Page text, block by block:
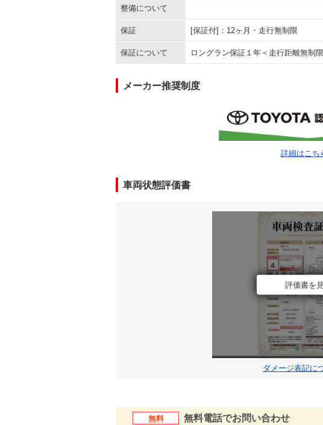
整備について
保証 [保証付]：12ヶ月・走行無制限
保証について ロングラン保証１年＜走行距離無制
メーカー推奨制度
詳細はこち
車両状態評価書
評価書を
ダメージ表記に
無料 無料電話でお問い合わせ